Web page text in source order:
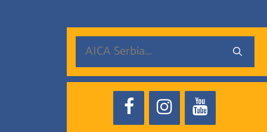
Search
for: